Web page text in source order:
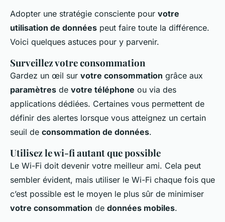
Adopter une stratégie consciente pour votre
utilisation de données peut faire toute la différence.
Voici quelques astuces pour y parvenir.
Surveillez votre consommation
Gardez un œil sur votre consommation grâce aux
paramètres de votre téléphone ou via des
applications dédiées. Certaines vous permettent de
définir des alertes lorsque vous atteignez un certain
seuil de consommation de données.
Utilisez le wi-fi autant que possible
Le Wi-Fi doit devenir votre meilleur ami. Cela peut
sembler évident, mais utiliser le Wi-Fi chaque fois que
c’est possible est le moyen le plus sûr de minimiser
votre consommation de données mobiles.